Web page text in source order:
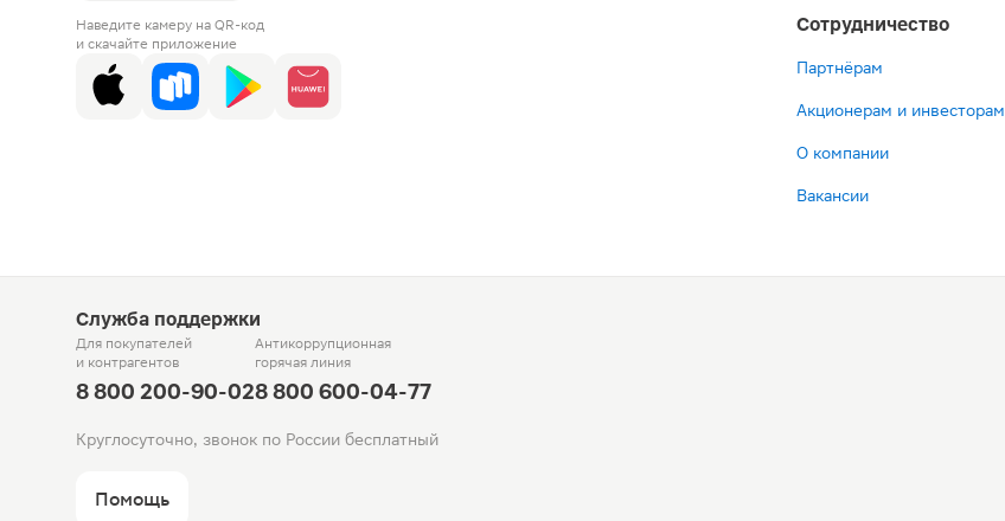
Наведите камеру на QR-код
и скачайте приложение
Сотрудничество
Партнёрам
Акционерам и инвесторам
О компании
Вакансии
Служба поддержки
Для покупателей
и контрагентов
8 800 200-90-02
Антикоррупционная
горячая линия
8 800 600-04-77
Круглосуточно, звонок по России бесплатный
Помощь